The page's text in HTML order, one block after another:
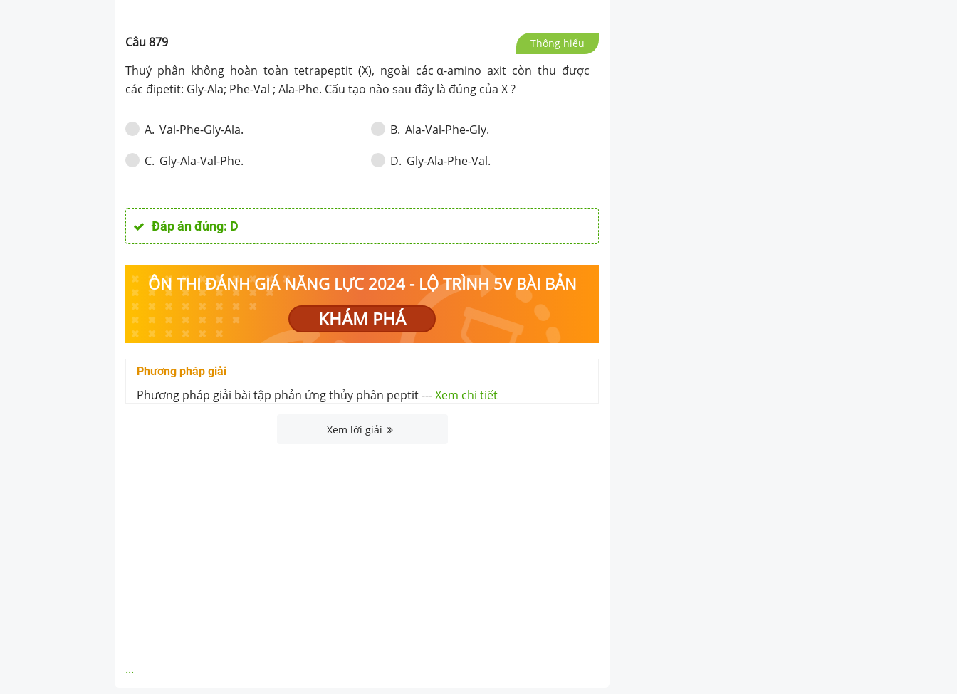
Câu879 Thông hiểu
Thuỷ phân không hoàn toàn tetrapeptit (X), ngoài các α-amino axit còn thu được
các đipetit: Gly-Ala; Phe-Val ; Ala-Phe. Cấu tạo nào sau đây là đúng của X ?
A. Val-Phe-Gly-Ala. B. Ala-Val-Phe-Gly.
C. Gly-Ala-Val-Phe. D. Gly-Ala-Phe-Val.
Đáp án đúng: D
ÔN THI ĐÁNH GIÁ NĂNG LỰC 2024 - LỘ TRÌNH 5V BÀI BẢN
KHÁM PHÁ
Phương pháp giải
Phương pháp giải bài tập phản ứng thủy phân peptit---Xem chi tiết
Xem lời giải
...